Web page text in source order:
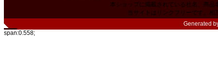
本ショップに掲載されている社名、商
当サイトはリンクフリーです。相
Generated
span:0.558;